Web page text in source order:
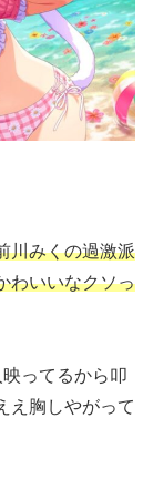
川みくの過激派
わいいなクソっ
ってるから叩
え胸しやがって